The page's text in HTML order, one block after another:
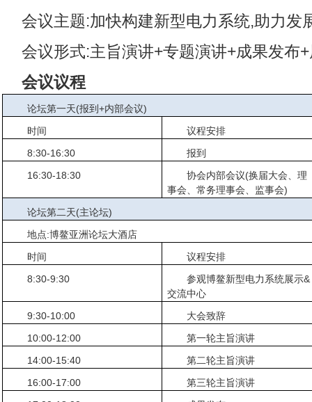
会议主题:加快构建新型电力系统,助力发
会议形式:主旨演讲+专题演讲+成果发布
会议议程
论坛第一天(报到+内部会议)
时间
议程安排
8:30-16:30
报到
16:30-18:30
协会内部会议(换届大会、理
事会、常务理事会、监事会)
论坛第二天(主论坛)
地点:博鳌亚洲论坛大酒店
时间
议程安排
8:30-9:30
参观博鳌新型电力系统展示&
交流中心
9:30-10:00
大会致辞
10:00-12:00
第一轮主旨演讲
14:00-15:40
第二轮主旨演讲
16:00-17:00
第三轮主旨演讲